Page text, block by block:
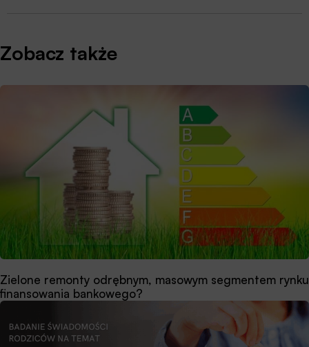
Zobacz także
Zielone remonty odrębnym, masowym segmentem rynku
finansowania bankowego?